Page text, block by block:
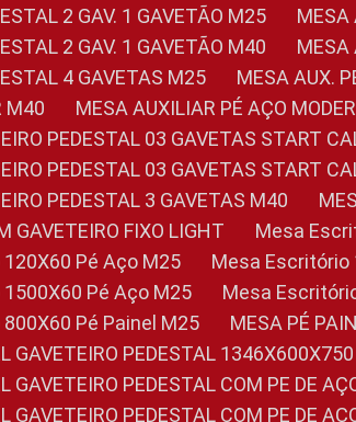
2 GAV. 1 GAVETÃO M25
2 GAV. 1 GAVETÃO M40
4 GAVETAS M25
MESA AUX.
M40
MESA AUXILIAR PÉ AÇO
PEDESTAL 03 GAVETAS START
PEDESTAL 03 GAVETAS START
PEDESTAL 3 GAVETAS M40
GAVETEIRO FIXO LIGHT
Mesa
120X60 Pé Aço M25
Mesa
1500X60 Pé Aço M25
Mesa
800X60 Pé Painel M25
MESA PÉ
GAVETEIRO PEDESTAL
GAVETEIRO PEDESTAL COM PE DE
GAVETEIRO PEDESTAL COM PE DE